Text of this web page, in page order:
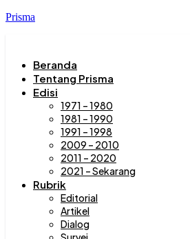
Prisma
Beranda
Tentang Prisma
Edisi
1971 – 1980
1981 – 1990
1991 – 1998
2009 – 2010
2011 – 2020
2021 – Sekarang
Rubrik
Editorial
Artikel
Dialog